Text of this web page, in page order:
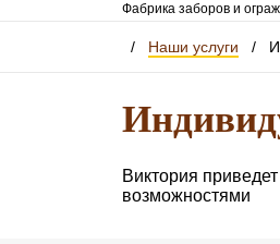
Фабрика заборов и
/ Наши услуги /
Виктория
возможностями